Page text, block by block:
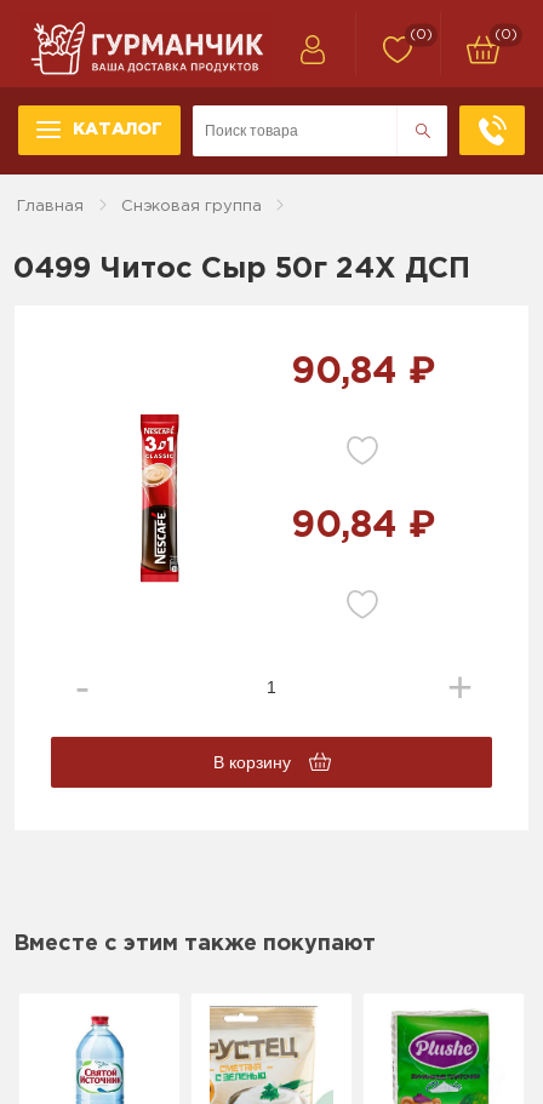
КАТАЛОГ
(0) (0)
Главная Снэковая группа
0499 Читос Сыр 50г 24Х ДСП
90,84 ₽
90,84 ₽
В корзину
Вместе с этим также покупают